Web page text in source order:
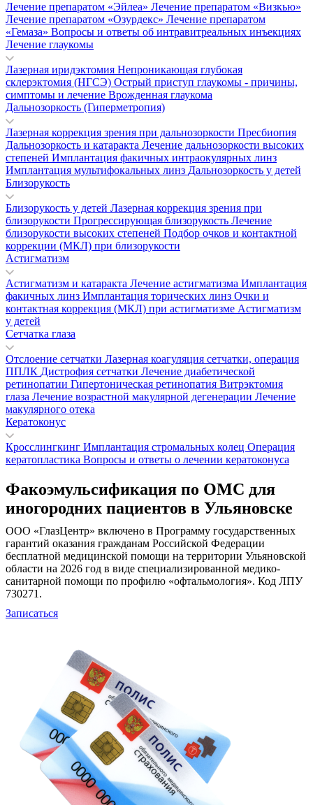
Лечение препаратом «Эйлеа» Лечение препаратом «Визкью»
Лечение препаратом «Озурдекс» Лечение препаратом
«Гемаза» Вопросы и ответы об интравитреальных инъекциях
Лечение глаукомы
Лазерная иридэктомия Непроникающая глубокая
склерэктомия (НГСЭ) Острый приступ глаукомы - причины,
симптомы и лечение Врожденная глаукома
Дальнозоркость (Гиперметропия)
Лазерная коррекция зрения при дальнозоркости Пресбиопия
Дальнозоркость и катаракта Лечение дальнозоркости высоких
степеней Имплантация факичных интраокулярных линз
Имплантация мультифокальных линз Дальнозоркость у детей
Близорукость
Близорукость у детей Лазерная коррекция зрения при
близорукости Прогрессирующая близорукость Лечение
близорукости высоких степеней Подбор очков и контактной
коррекции (МКЛ) при близорукости
Астигматизм
Астигматизм и катаракта Лечение астигматизма Имплантация
факичных линз Имплантация торических линз Очки и
контактная коррекция (МКЛ) при астигматизме Астигматизм
у детей
Сетчатка глаза
Отслоение сетчатки Лазерная коагуляция сетчатки, операция
ППЛК Дистрофия сетчатки Лечение диабетической
ретинопатии Гипертоническая ретинопатия Витрэктомия
глаза Лечение возрастной макулярной дегенерации Лечение
макулярного отека
Кератоконус
Кросслингкинг Имплантация стромальных колец Операция
кератопластика Вопросы и ответы о лечении кератоконуса
Факоэмульсификация по ОМС для
иногородних пациентов в Ульяновске
ООО «ГлазЦентр» включено в Программу государственных
гарантий оказания гражданам Российской Федерации
бесплатной медицинской помощи на территории Ульяновской
области на 2026 год в виде специализированной медико-
санитарной помощи по профилю «офтальмология». Код ЛПУ
730271.
Записаться